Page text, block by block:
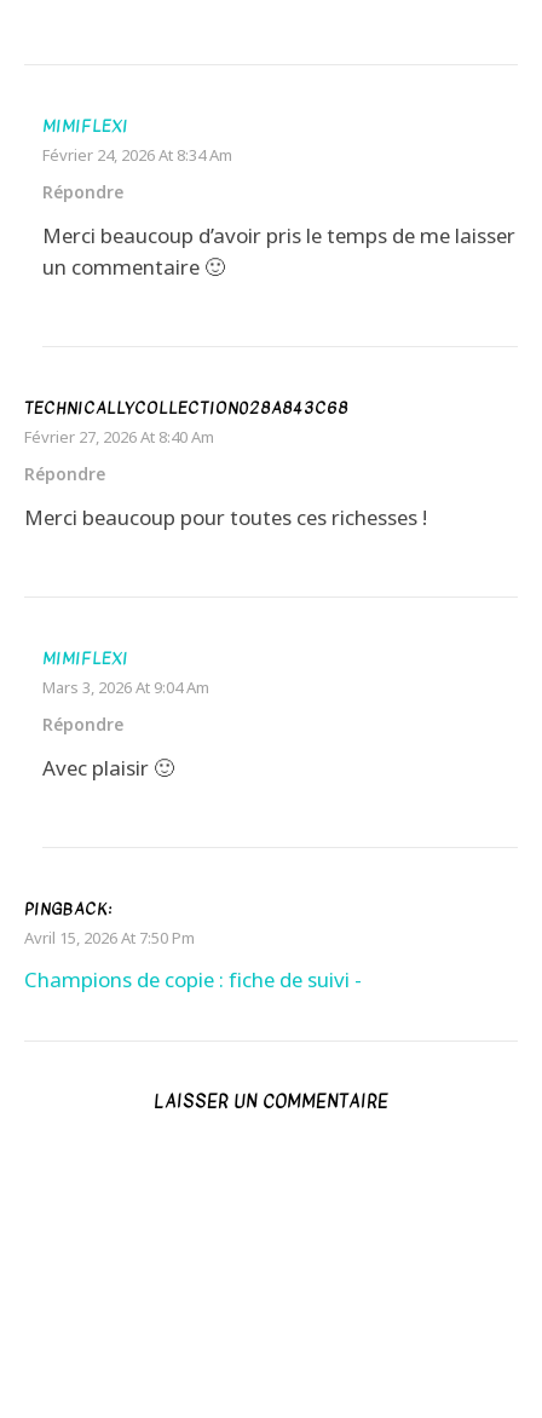
MIMIFLEXI
Février 24, 2026 At 8:34 Am
Répondre
Merci beaucoup d’avoir pris le temps de me laisser
un commentaire 🙂
TECHNICALLYCOLLECTION028A843C68
Février 27, 2026 At 8:40 Am
Répondre
Merci beaucoup pour toutes ces richesses !
MIMIFLEXI
Mars 3, 2026 At 9:04 Am
Répondre
Avec plaisir 🙂
PINGBACK:
Avril 15, 2026 At 7:50 Pm
Champions de copie : fiche de suivi -
LAISSER UN COMMENTAIRE